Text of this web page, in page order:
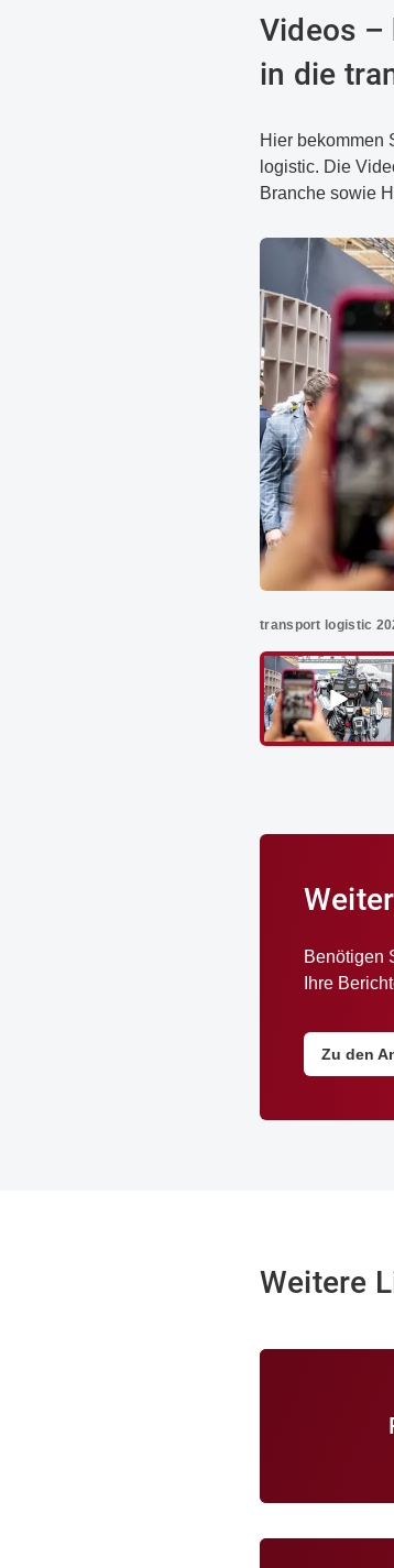
Videos –
in die
Hier bekommen
logistic. Die
Branche sowie
transport logistic
Benötigen
Ihre
Zu den
Weitere